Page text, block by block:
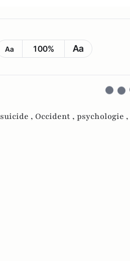
Aa 100% Aa
suicide , Occident , psychologie ,